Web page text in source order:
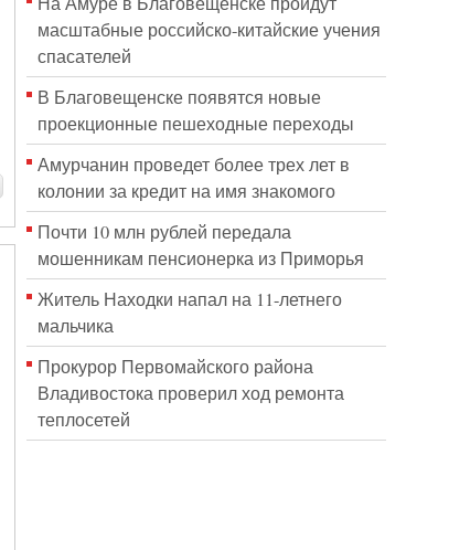
масштабные российско-китайские учения
спасателей
В Благовещенске появятся новые
проекционные пешеходные переходы
Амурчанин проведет более трех лет в
колонии за кредит на имя знакомого
Почти 10 млн рублей передала
мошенникам пенсионерка из Приморья
Житель Находки напал на 11-летнего
мальчика
Прокурор Первомайского района
Владивостока проверил ход ремонта
теплосетей